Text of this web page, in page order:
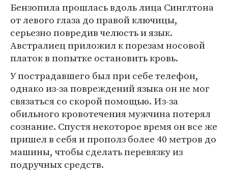
Бензопила прошлась вдоль лица Синглтона
от левого глаза до правой ключицы,
серьезно повредив челюсть и язык.
Австралиец приложил к порезам носовой
платок в попытке остановить кровь.
У пострадавшего был при себе телефон,
однако из-за повреждений языка он не мог
связаться со скорой помощью. Из-за
обильного кровотечения мужчина потерял
сознание. Спустя некоторое время он все же
пришел в себя и прополз более 40 метров до
машины, чтобы сделать перевязку из
подручных средств.